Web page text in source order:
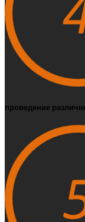
проведение